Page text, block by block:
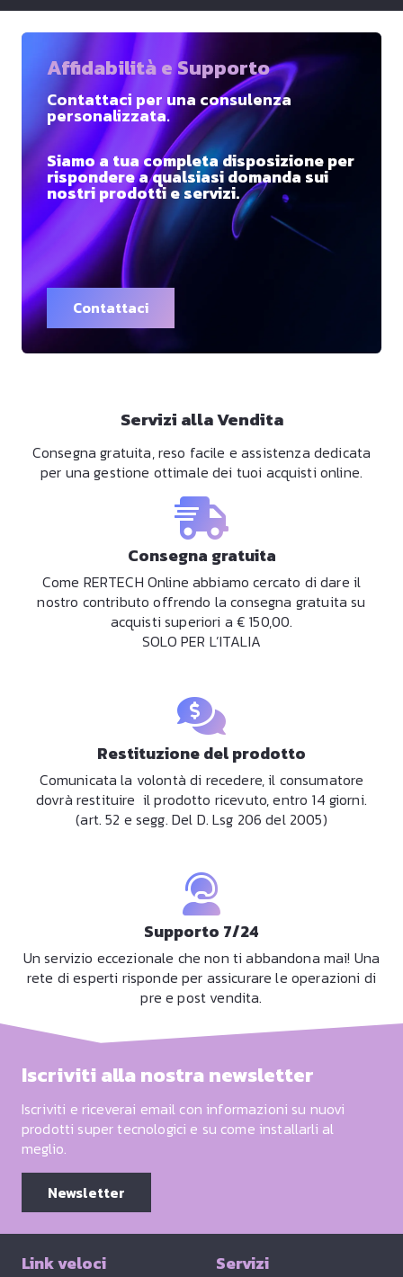
Affidabilità e Supporto
Contattaci per una consulenza
personalizzata.
Siamo a tua completa disposizione per
rispondere a qualsiasi domanda sui
nostri prodotti e servizi.
Contattaci
Servizi alla Vendita
Consegna gratuita, reso facile e assistenza dedicata
per una gestione ottimale dei tuoi acquisti online.
Consegna gratuita
Come RERTECH Online abbiamo cercato di dare il
nostro contributo offrendo la consegna gratuita su
acquisti superiori a € 150,00.
SOLO PER L’ITALIA
Restituzione del prodotto
Comunicata la volontà di recedere, il consumatore
dovrà restituire il prodotto ricevuto, entro 14 giorni.
(art. 52 e segg. Del D. Lsg 206 del 2005)
Supporto 7/24
Un servizio eccezionale che non ti abbandona mai! Una
rete di esperti risponde per assicurare le operazioni di
pre e post vendita.
Iscriviti alla nostra newsletter
Iscriviti e riceverai email con informazioni su nuovi
prodotti super tecnologici e su come installarli al
meglio.
Newsletter
Link veloci Servizi